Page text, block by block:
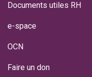
Documents utiles RH
e-space
OCN
Faire un don